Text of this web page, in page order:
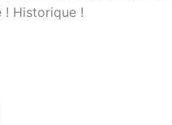
! Historique !